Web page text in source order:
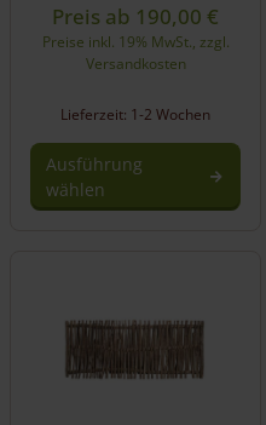
Preis ab 190,00 €
Preise inkl. 19% MwSt., zzgl.
Versandkosten
Lieferzeit: 1-2 Wochen
Ausführung
wählen
Varianten